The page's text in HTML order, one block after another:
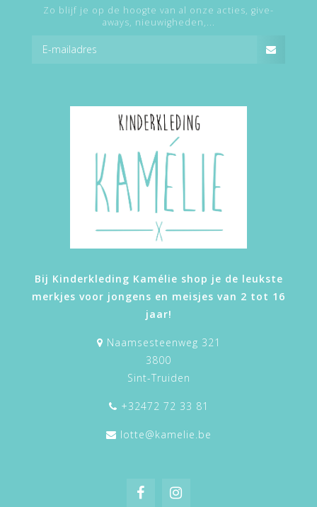
Zo blijf je op de hoogte van al onze acties, give-
aways, nieuwigheden,...
Bij Kinderkleding Kamélie shop je de leukste
merkjes voor jongens en meisjes van 2 tot 16
jaar!
Naamsesteenweg 321
3800
Sint-Truiden
+32472 72 33 81
lotte@kamelie.be